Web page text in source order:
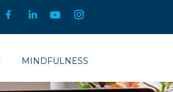
MINDFULNESS